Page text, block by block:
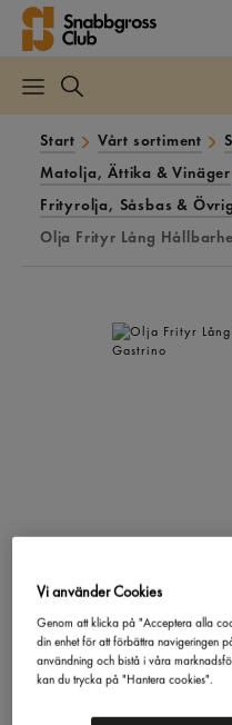
Start Vårt sortiment
Matolja, Ättika & Vinäger
Frityrolja, Såsbas &
Olja Frityr Lång
Olja Frityr
Vi använder Cookies
Genom att klicka på "Acceptera alla
din enhet för att förbättra navigeringen
användning och bistå i våra
kan du trycka på "Hantera cookies".